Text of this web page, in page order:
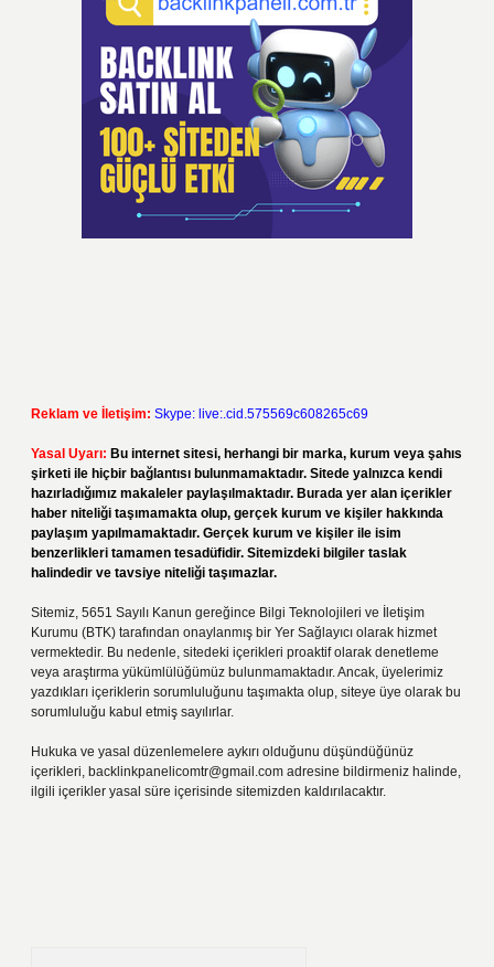
Reklam ve İletişim: Skype: live:.cid.575569c608265c69
Yasal Uyarı: Bu internet sitesi, herhangi bir marka, kurum veya şahıs
şirketi ile hiçbir bağlantısı bulunmamaktadır. Sitede yalnızca kendi
hazırladığımız makaleler paylaşılmaktadır. Burada yer alan içerikler
haber niteliği taşımamakta olup, gerçek kurum ve kişiler hakkında
paylaşım yapılmamaktadır. Gerçek kurum ve kişiler ile isim
benzerlikleri tamamen tesadüfidir. Sitemizdeki bilgiler taslak
halindedir ve tavsiye niteliği taşımazlar.
Sitemiz, 5651 Sayılı Kanun gereğince Bilgi Teknolojileri ve İletişim
Kurumu (BTK) tarafından onaylanmış bir Yer Sağlayıcı olarak hizmet
vermektedir. Bu nedenle, sitedeki içerikleri proaktif olarak denetleme
veya araştırma yükümlülüğümüz bulunmamaktadır. Ancak, üyelerimiz
yazdıkları içeriklerin sorumluluğunu taşımakta olup, siteye üye olarak bu
sorumluluğu kabul etmiş sayılırlar.
Hukuka ve yasal düzenlemelere aykırı olduğunu düşündüğünüz
içerikleri, backlinkpanelicomtr@gmail.com adresine bildirmeniz halinde,
ilgili içerikler yasal süre içerisinde sitemizden kaldırılacaktır.